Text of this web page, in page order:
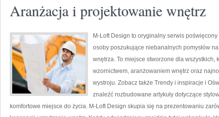
Aranżacja i projektowanie wnętrz
M-Loft Design to oryginalny serwis
osoby poszukujące niebanalnych pomysłów
wnętrza. To miejsce stworzone dla
wzornictwem, aranżowaniem wnętrz oraz
wystroju. Zobacz także Trendy i inspiracje i
znaleźć rozbudowane artykuły dotyczące
komfortowe miejsce do życia. M-Loft Design skupia się na prezentowaniu